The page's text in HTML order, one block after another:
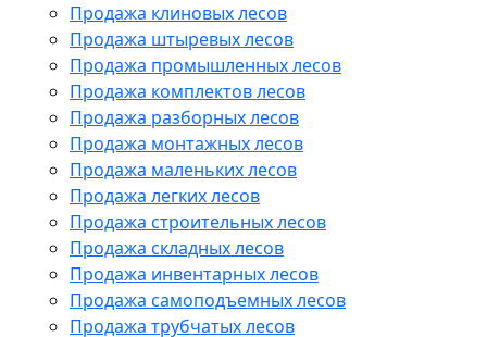
Продажа клиновых лесов
Продажа штыревых лесов
Продажа промышленных лесов
Продажа комплектов лесов
Продажа разборных лесов
Продажа монтажных лесов
Продажа маленьких лесов
Продажа легких лесов
Продажа строительных лесов
Продажа складных лесов
Продажа инвентарных лесов
Продажа самоподъемных лесов
Продажа трубчатых лесов